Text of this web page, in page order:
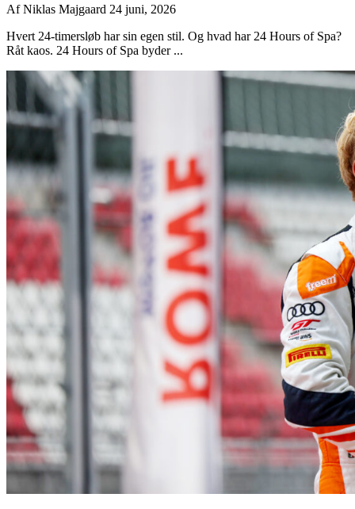
AfNiklas Majgaard 24 juni, 2026
Hvert 24-timersløb har sin egen stil. Og hvad har 24 Hours of Spa?
Råt kaos. 24 Hours of Spa byder ...